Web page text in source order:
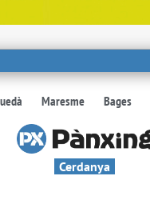
Maresme Bages
Cerdanya